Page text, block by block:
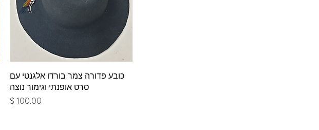
תצוגה מהירה
כובע פדורה צמר בורדו אלגנטי עם
סרט אופנתי וגימור נוצה
מחיר